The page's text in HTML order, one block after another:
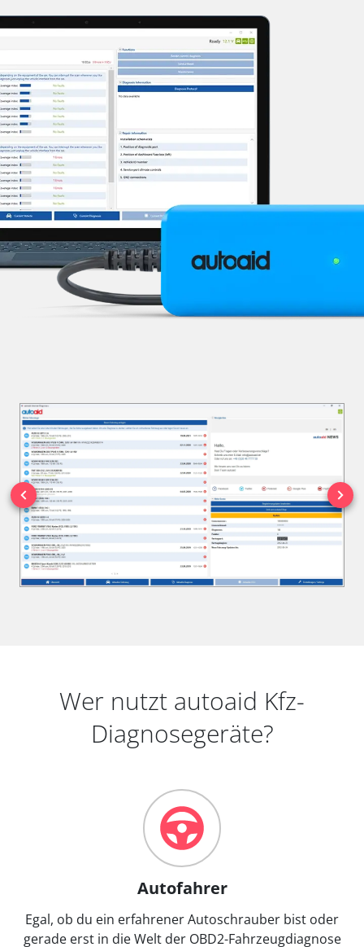
Wer nutzt autoaid Kfz-
Diagnosegeräte?
Autofahrer
Egal, ob du ein erfahrener Autoschrauber bist oder
gerade erst in die Welt der OBD2-Fahrzeugdiagnose